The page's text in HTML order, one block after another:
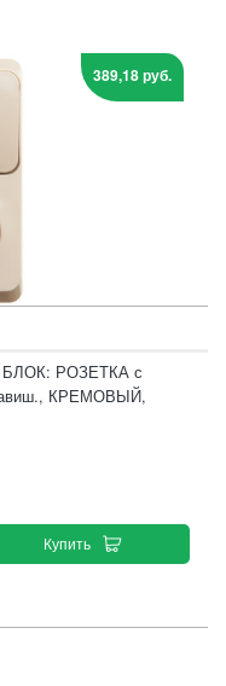
389,18 руб.
БЛОК: РОЗЕТКА с
КРЕМОВЫЙ,
Купить